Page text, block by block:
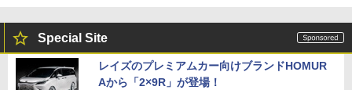
Special Site
レイズのプレミアムカー向けブランドHOMUR
Aから「2×9R」が登場！